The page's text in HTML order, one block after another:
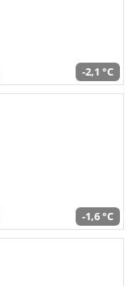
-2,1 °C
-1,6 °C